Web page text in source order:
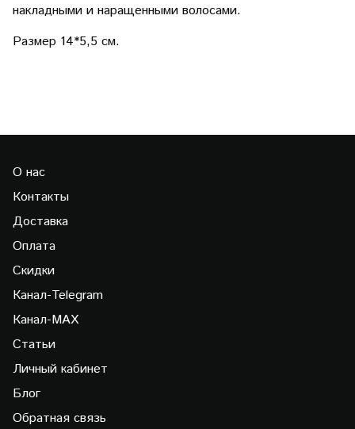
накладными и наращенными волосами.
Размер 14*5,5 см.
О нас
Контакты
Доставка
Оплата
Скидки
Канал-Telegram
Канал-МAX
Статьи
Личный кабинет
Блог
Обратная связь